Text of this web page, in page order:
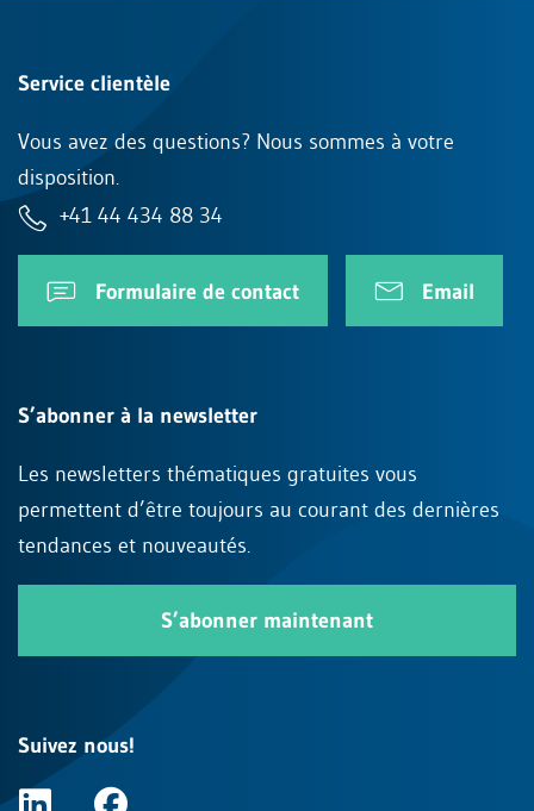
Service clientèle
Vous avez des questions? Nous sommes à votre
disposition.
+41 44 434 88 34
Formulaire de contact Email
S’abonner à la newsletter
Les newsletters thématiques gratuites vous
permettent d’être toujours au courant des dernières
tendances et nouveautés.
S’abonner maintenant
Suivez nous!